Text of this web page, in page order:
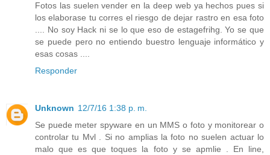
Fotos las suelen vender en la deep web ya hechos pues si
los elaborase tu corres el riesgo de dejar rastro en esa foto
.... No soy Hack ni se lo que eso de estagefrihg. Yo se que
se puede pero no entiendo buestro lenguaje informático y
esas cosas ....
Responder
Unknown 12/7/16 1:38 p. m.
Se puede meter spyware en un MMS o foto y monitorear o
controlar tu Mvl . Si no amplias la foto no suelen actuar lo
malo que es que toques la foto y se apmlie . En line,